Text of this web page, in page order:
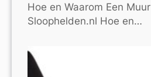
Hoe en Waarom Een Muur
Sloophelden.nl Hoe en…